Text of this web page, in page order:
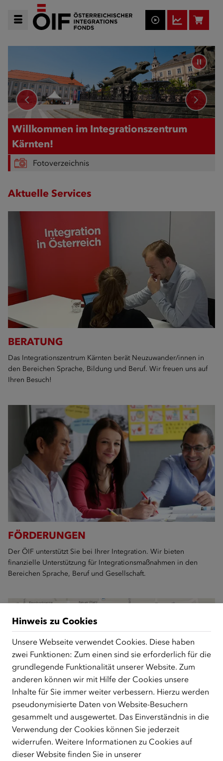
Willkommen im Integrationszentrum
Kärnten!
Fotoverzeichnis
Aktuelle Services
BERATUNG
Das Integrationszentrum Kärnten berät Neuzuwander/innen in
den Bereichen Sprache, Bildung und Beruf. Wir freuen uns auf
Ihren Besuch!
FÖRDERUNGEN
Der ÖIF unterstützt Sie bei Ihrer Integration. Wir bieten
finanzielle Unterstützung für Integrationsmaßnahmen in den
Bereichen Sprache, Beruf und Gesellschaft.
ANFAHRT UND KONTAKT
Integrationszentrum Kärnten
10. Oktoberstraße 15
Hinweis zu Cookies
Unsere Webseite verwendet Cookies. Diese haben
zwei Funktionen: Zum einen sind sie erforderlich für die
grundlegende Funktionalität unserer Website. Zum
anderen können wir mit Hilfe der Cookies unsere
Inhalte für Sie immer weiter verbessern. Hierzu werden
pseudonymisierte Daten von Website-Besuchern
gesammelt und ausgewertet. Das Einverständnis in die
Verwendung der Cookies können Sie jederzeit
widerrufen. Weitere Informationen zu Cookies auf
dieser Website finden Sie in unserer